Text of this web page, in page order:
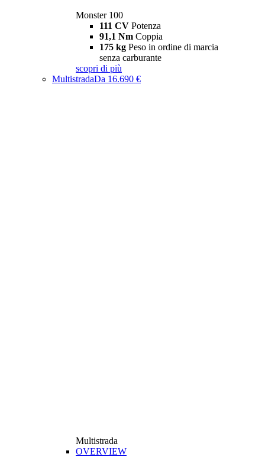
Monster 100
111 CV Potenza
91,1 Nm Coppia
175 kg Peso in ordine di marcia
senza carburante
scopri di più
MultistradaDa 16.690 €
Multistrada
OVERVIEW